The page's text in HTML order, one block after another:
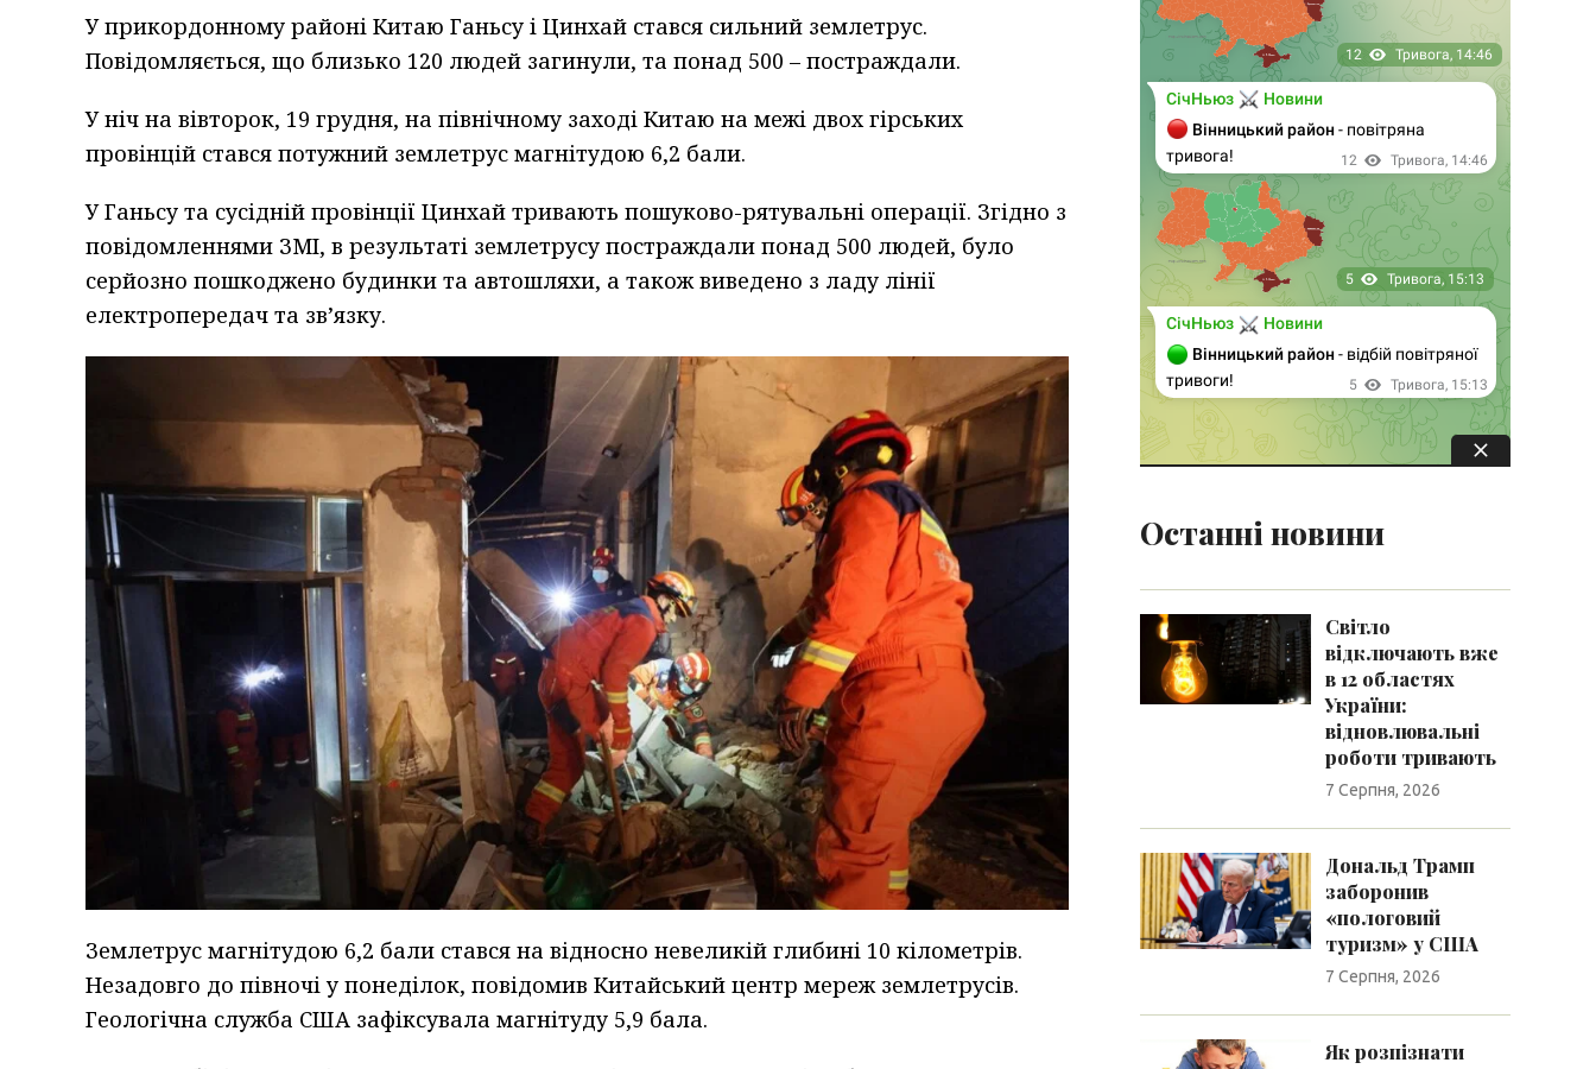
У прикордонному районі Китаю Ганьсу і Цинхай стався сильний землетрус.
Повідомляється, що близько 120 людей загинули, та понад 500 – постраждали.
У ніч на вівторок, 19 грудня, на північному заході Китаю на межі двох гірських
провінцій стався потужний землетрус магнітудою 6,2 бали.
У Ганьсу та сусідній провінції Цинхай тривають пошуково-рятувальні операції. Згідно з
повідомленнями ЗМІ, в результаті землетрусу постраждали понад 500 людей, було
серйозно пошкоджено будинки та автошляхи, а також виведено з ладу лінії
електропередач та зв’язку.
Землетрус магнітудою 6,2 бали стався на відносно невеликій глибині 10 кілометрів.
Незадовго до півночі у понеділок, повідомив Китайський центр мереж землетрусів.
Геологічна служба США зафіксувала магнітуду 5,9 бала.
Останні новини
Світло
відключають вже
в 12 областях
України:
відновлювальні
роботи тривають
7 Серпня, 2026
Дональд Трамп
заборонив
«пологовий
туризм» у США
7 Серпня, 2026
Як розпізнати